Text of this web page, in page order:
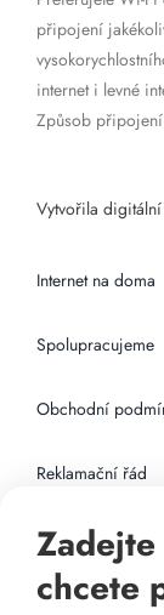
připojení
internet i levné
Způsob
Vytvořila digitální
Internet na doma
Spolupracujeme
Obchodní
Reklamační řád
Připojení k
Odkazy
chcete